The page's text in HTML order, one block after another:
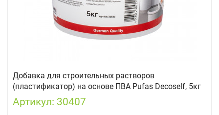
Добавка для строительных растворов
(пластификатор) на основе ПВА Pufas Decoself, 5кг
Артикул: 30407